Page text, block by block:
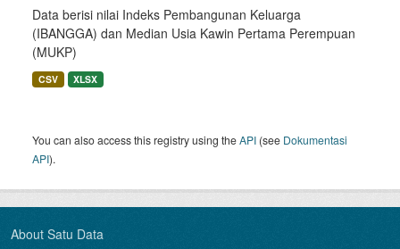
Data berisi nilai Indeks Pembangunan Keluarga
(IBANGGA) dan Median Usia Kawin Pertama Perempuan
(MUKP)
CSV XLSX
You can also access this registry using theAPI (see Dokumentasi
API).
About Satu Data